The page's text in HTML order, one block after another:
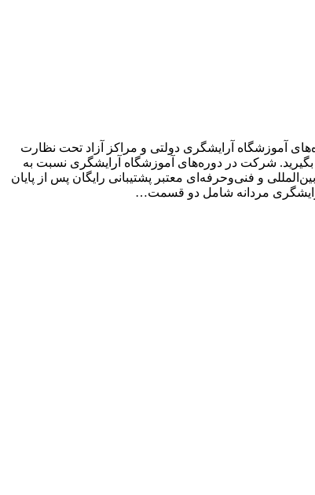
آموزش ببینید ، شرکت در دوره‌های آموزشگاه آرایشگری دولتی و مراکز آزاد تحت نظارت
شرکت در دوره‌های آموزشگاه‌ آرایشگری نسبت به
و فنی‌وحرفه‌ای معتبر پشتیبانی رایگان پس از پایان
مردانه شامل دو قسمت…